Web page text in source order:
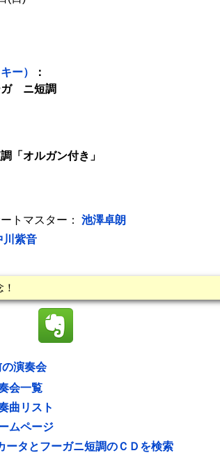
ー）
：
ガ ニ短調
「オルガン付き」
マスター： 池澤卓朗
川紫音
演奏会
会一覧
曲リスト
ムページ
ータとフーガニ短調のＣＤを検索